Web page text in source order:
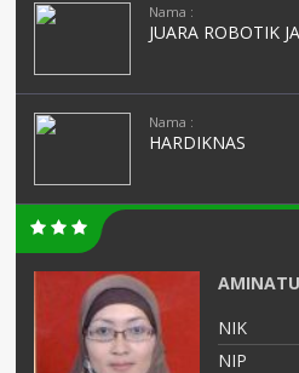
Nama :
JUARA ROBOTIK
Nama :
HARDIKNAS
NIK
NIP